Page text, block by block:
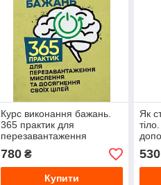
Курс виконання бажань.
365 практик для
перезавантаження
мислення та досягнення
своїх цілей
780₴
Купити
Як
530